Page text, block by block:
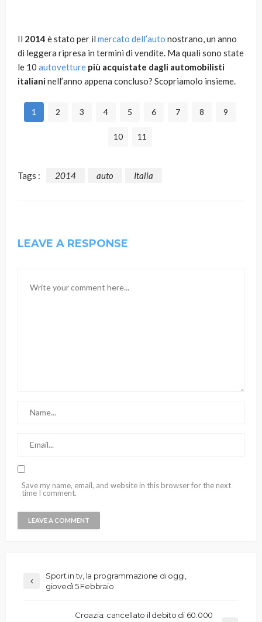
Il 2014 è stato per il mercato dell’auto nostrano, un anno
di leggera ripresa in termini di vendite. Ma quali sono state
le 10 autovetture più acquistate dagli automobilisti
italianinell’anno appena concluso? Scopriamolo insieme.
1 2 3 4 5 6 7 8 9
10 11
Tags : 2014 auto Italia
LEAVE A RESPONSE
Save my name, email, and website in this browser for the next
time I comment.
Sport in tv, la programmazione di oggi,
giovedì 5 Febbraio
Croazia: cancellato il debito di 60.000